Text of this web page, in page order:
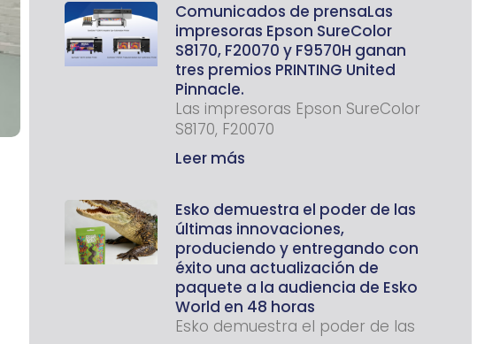
Comunicados de prensaLas
impresoras Epson SureColor
S8170, F20070 y F9570H ganan
tres premios PRINTING United
Pinnacle.
Las impresoras Epson SureColor
S8170, F20070
Leer más
Esko demuestra el poder de las
últimas innovaciones,
produciendo y entregando con
éxito una actualización de
paquete a la audiencia de Esko
World en 48 horas
Esko demuestra el poder de las